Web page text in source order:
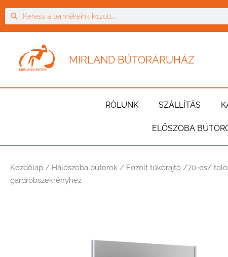
MIRLAND BÚTORÁRUHÁZ
RÓLUNK SZÁLLÍTÁS
ELŐSZOBA
Kezdőlap / Hálószoba bútorok / Fózolt tükörajtó /70-es/
gardróbszekrényhez